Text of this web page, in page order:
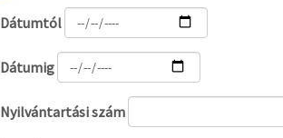
Dátumtól
Dátumig
Nyilvántartási szám